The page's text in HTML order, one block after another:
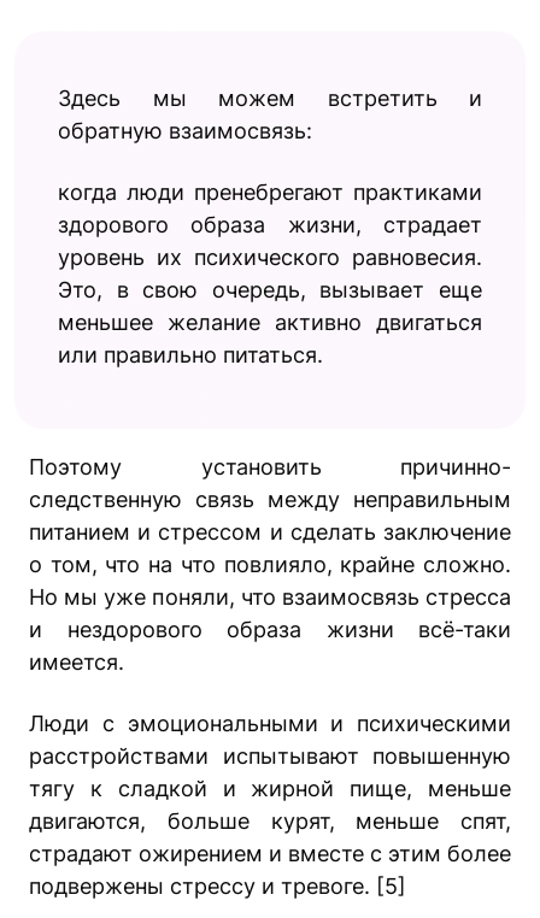
Здесь мы можем встретить и
обратную взаимосвязь:
когда люди пренебрегают практиками
здорового образа жизни, страдает
уровень их психического равновесия.
Это, в свою очередь, вызывает еще
меньшее желание активно двигаться
или правильно питаться.
Поэтому установить причинно-
следственную связь между неправильным
питанием и стрессом и сделать заключение
о том, что на что повлияло, крайне сложно.
Но мы уже поняли, что взаимосвязь стресса
и нездорового образа жизни всё-таки
имеется.
Люди с эмоциональными и психическими
расстройствами испытывают повышенную
тягу к сладкой и жирной пище, меньше
двигаются, больше курят, меньше спят,
страдают ожирением и вместе с этим более
подвержены стрессу и тревоге. [5]